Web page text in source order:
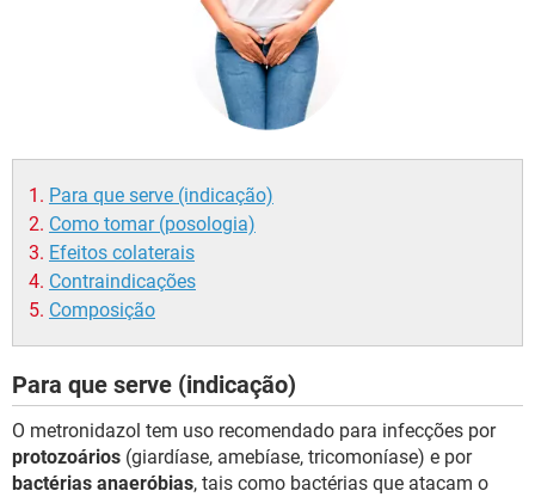
Para que serve (indicação)
Como tomar (posologia)
Efeitos colaterais
Contraindicações
Composição
Para que serve (indicação)
O metronidazol tem uso recomendado para infecções por
protozoários (giardíase, amebíase, tricomoníase) e por
bactérias anaeróbias, tais como bactérias que atacam o